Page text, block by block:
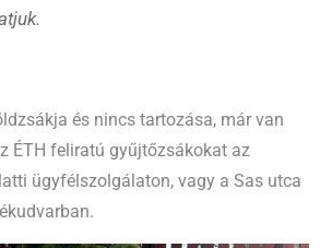
és nincs tartozása, már van
ÉTH feliratú gyűjtőzsákokat az
ügyfélszolgálaton, vagy a Sas utca